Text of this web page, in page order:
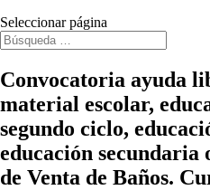
Seleccionar página
Convocatoria ayuda
material escolar,
segundo ciclo,
educación
de Venta de Baños.